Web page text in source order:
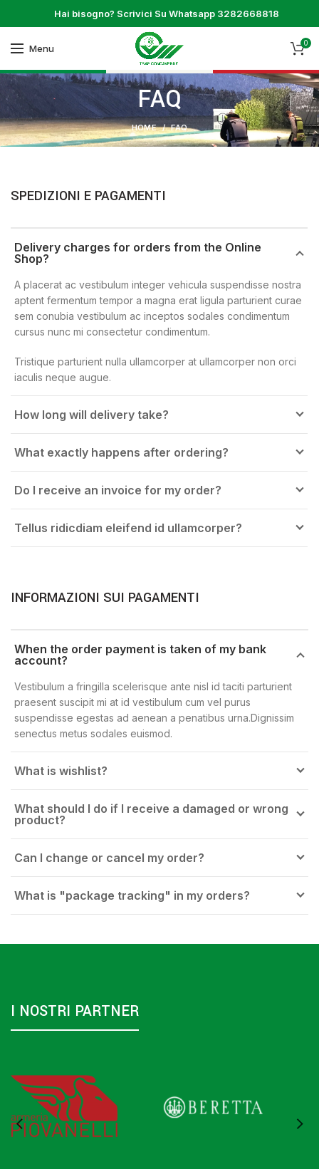
Hai bisogno? Scrivici Su Whatsapp 3282668818
Menu 0
FAQ
HOME FAQ
SPEDIZIONI E PAGAMENTI
Delivery charges for orders from the Online
Shop?
A placerat ac vestibulum integer vehicula suspendisse nostra
aptent fermentum tempor a magna erat ligula parturient curae
sem conubia vestibulum ac inceptos sodales condimentum
cursus nunc mi consectetur condimentum.
Tristique parturient nulla ullamcorper at ullamcorper non orci
iaculis neque augue.
How long will delivery take?
What exactly happens after ordering?
Do I receive an invoice for my order?
Tellus ridicdiam eleifend id ullamcorper?
INFORMAZIONI SUI PAGAMENTI
When the order payment is taken of my bank
account?
Vestibulum a fringilla scelerisque ante nisl id taciti parturient
praesent suscipit mi at id vestibulum cum vel purus
suspendisse egestas ad aenean a penatibus urna.Dignissim
senectus metus sodales euismod.
What is wishlist?
What should I do if I receive a damaged or wrong
product?
Can I change or cancel my order?
What is "package tracking" in my orders?
I NOSTRI PARTNER